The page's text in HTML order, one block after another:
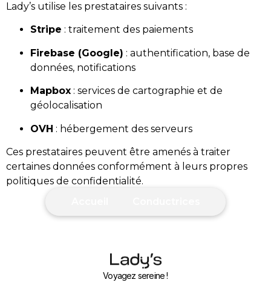
Lady’s utilise les prestataires suivants :
Stripe : traitement des paiements
Firebase (Google) : authentification, base de
données, notifications
Mapbox : services de cartographie et de
géolocalisation
OVH : hébergement des serveurs
Ces prestataires peuvent être amenés à traiter
certaines données conformément à leurs propres
politiques de confidentialité.
Voyagez sereine !